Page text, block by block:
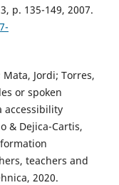
p. 135-149, 2007.
Jordi; Torres,
or spoken
accessibility
& Dejica-Cartis,
teachers and
2020.